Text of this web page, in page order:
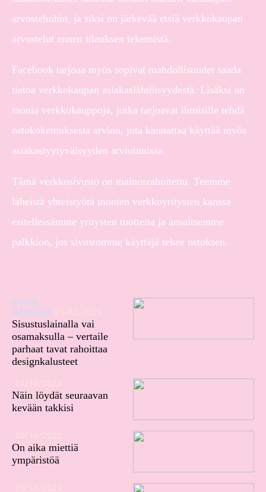
arvosteluihin, ja siksi on järkevää etsiä verkkokaupan
arvostelut ennen tilauksen tekemistä.
Facebook tarjoaa myös sopivat mahdollisuudet saada
tietoa verkkokaupan asiakaslähtöisyydestä. Lisäksi on
monia verkkokauppoja, jotka tarjoavat ihmisille tehdä
ostokokemuksesta arvion, jota kannattaa käyttää myös
asiakastyytyväisyyden arvioinnissa.
Tämä verkkosivusto on mainosrahoitettu. Teemme
läheistä yhteistyötä monien verkkoyritysten kanssa
esitellessämme yritysten tuotteita ja ansaitsemme
palkkion, jos sivustomme käyttäjä tekee ostoksen.
HYVIÄ
NEUVOJA
Sisustuslainalla vai
osamaksulla – vertaile
parhaat tavat rahoittaa
designkalusteet
Näin löydät seuraavan
kevään takkisi
On aika miettiä
ympäristöä